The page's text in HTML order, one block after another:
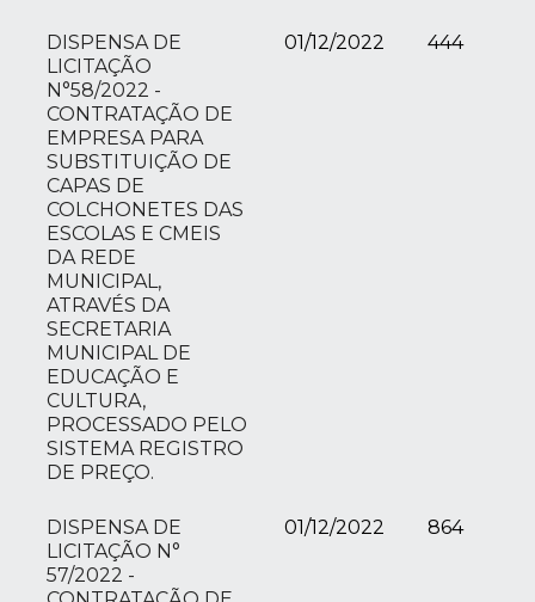
DISPENSA DE
LICITAÇÃO
N°58/2022 -
CONTRATAÇÃO DE
EMPRESA PARA
SUBSTITUIÇÃO DE
CAPAS DE
COLCHONETES DAS
ESCOLAS E CMEIS
DA REDE
MUNICIPAL,
ATRAVÉS DA
SECRETARIA
MUNICIPAL DE
EDUCAÇÃO E
CULTURA,
PROCESSADO PELO
SISTEMA REGISTRO
DE PREÇO.
01/12/2022 444
DISPENSA DE
LICITAÇÃO N°
57/2022 -
01/12/2022 864